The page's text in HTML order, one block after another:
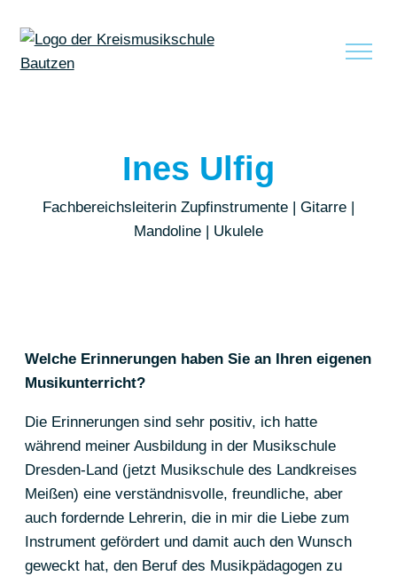
Ines Ulfig
Fachbereichsleiterin Zupfinstrumente | Gitarre |
Mandoline | Ukulele
Welche Erinnerungen haben Sie an Ihren eigenen
Musikunterricht?
Die Erinnerungen sind sehr positiv, ich hatte
während meiner Ausbildung in der Musikschule
Dresden-Land (jetzt Musikschule des Landkreises
Meißen) eine verständnisvolle, freundliche, aber
auch fordernde Lehrerin, die in mir die Liebe zum
Instrument gefördert und damit auch den Wunsch
geweckt hat, den Beruf des Musikpädagogen zu